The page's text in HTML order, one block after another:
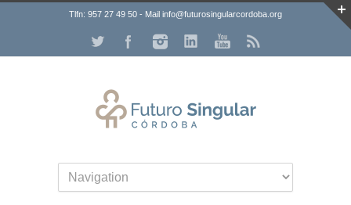
Tlfn: 957 27 49 50 - Mail info@futurosingularcordoba.org